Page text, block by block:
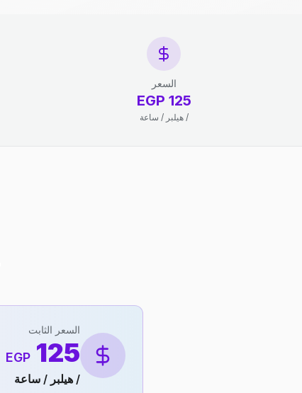
السعر
125 EGP
/ هيلبر / ساعة
السعر الثابت
125
EGP
/ هيلبر / ساعة